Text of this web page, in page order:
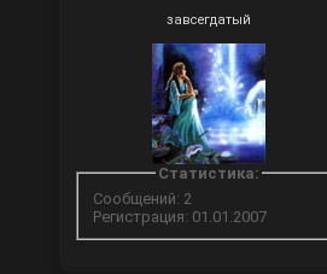
завсегдатый
Статистика:
Сообщений: 2
Регистрация: 01.01.2007